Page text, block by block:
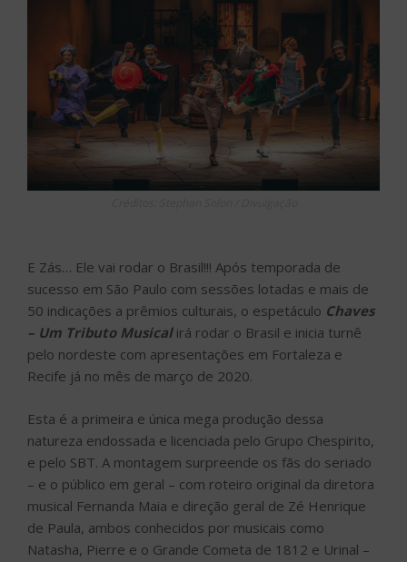
E Zás… Ele vai rodar o Brasil!!! Após temporada de
sucesso em São Paulo com sessões lotadas e mais de
50 indicações a prêmios culturais, o espetáculo Chaves
– Um Tributo Musicalirá rodar o Brasil e inicia turnê
pelo nordeste com apresentações em Fortaleza e
Recife já no mês de março de 2020.
Esta é a primeira e única mega produção dessa
natureza endossada e licenciada pelo Grupo Chespirito,
e pelo SBT. A montagem surpreende os fãs do seriado
– e o público em geral – com roteiro original da diretora
musical Fernanda Maia e direção geral de Zé Henrique
de Paula, ambos conhecidos por musicais como
Natasha, Pierre e o Grande Cometa de 1812 e Urinal –